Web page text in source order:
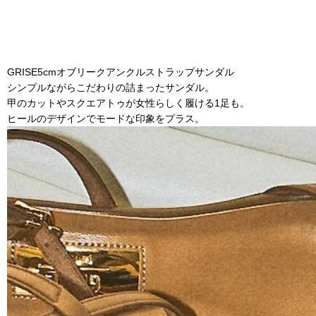
GRISE5cmオブリークアンクルストラップサンダル
シンプルながらこだわりの詰まったサンダル。
甲のカットやスクエアトゥが女性らしく履ける1足も。
ヒールのデザインでモードな印象をプラス。